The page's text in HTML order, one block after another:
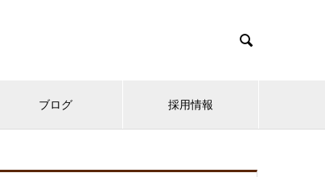

ブログ 採用情報